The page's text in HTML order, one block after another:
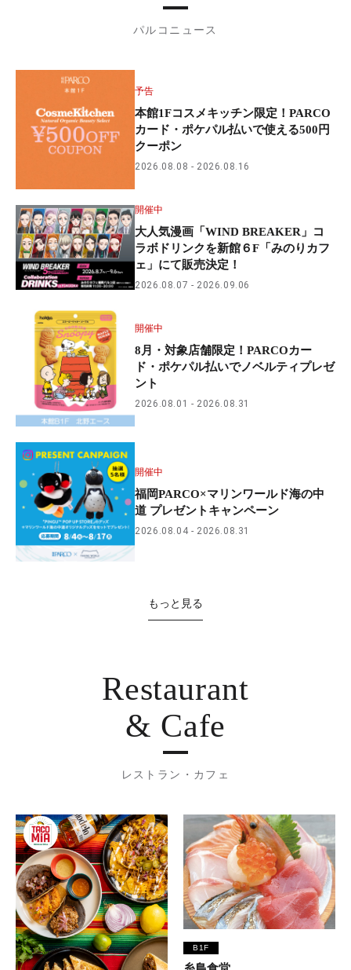
パルコニュース
予告
本館1Fコスメキッチン限定！PARCO
カード・ポケパル払いで使える500円
クーポン
2026.08.08 2026.08.16
開催中
大人気漫画「WIND BREAKER」コ
ラボドリンクを新館６F「みのりカフ
ェ」にて販売決定！
2026.08.07 2026.09.06
開催中
8月・対象店舗限定！PARCOカー
ド・ポケパル払いでノベルティプレゼ
ント
2026.08.01 2026.08.31
開催中
福岡PARCO×マリンワールド海の中
道 プレゼントキャンペーン
2026.08.04 2026.08.31
もっと見る
Restaurant
& Cafe
レストラン・カフェ
B1F